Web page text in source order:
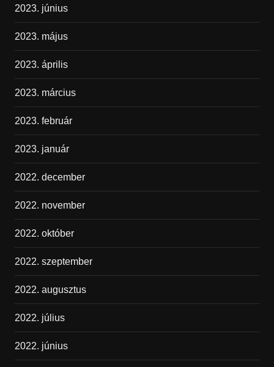
2023. június
2023. május
2023. április
2023. március
2023. február
2023. január
2022. december
2022. november
2022. október
2022. szeptember
2022. augusztus
2022. július
2022. június